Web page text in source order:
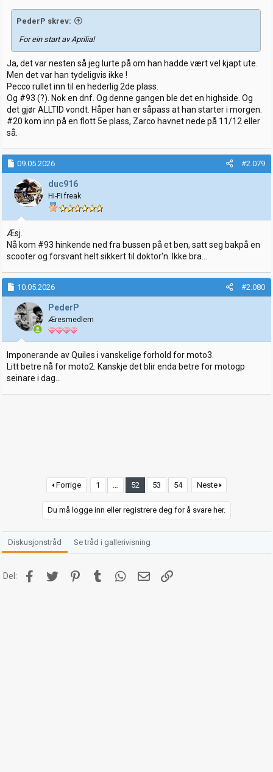
PederP skrev:
For ein start av Aprilia!
Ja, det var nesten så jeg lurte på om han hadde vært vel kjapt ute.
Men det var han tydeligvis ikke !
Pecco rullet inn til en hederlig 2de plass.
Og #93 (?). Nok en dnf. Og denne gangen ble det en highside. Og
det gjør ALLTID vondt. Håper han er såpass at han starter i morgen.
#20 kom inn på en flott 5e plass, Zarco havnet nede på 11/12 eller
så.
09.05.2026 #2.079
duc916
Hi-Fi freak
Æsj.
Nå kom #93 hinkende ned fra bussen på et ben, satt seg bakpå en
scooter og forsvant helt sikkert til doktor'n. Ikke bra...
10.05.2026 #2.080
PederP
Æresmedlem
Imponerande av Quiles i vanskelige forhold for moto3.
Litt betre nå for moto2. Kanskje det blir enda betre for motogp
seinare i dag...
Forrige 1 … 52 53 54 Neste
Du må logge inn eller registrere deg for å svare her.
Diskusjonstråd Se tråd i gallerivisning
Del: Facebook
Twitter PinterestTumblr WhatsApp
E-postLink